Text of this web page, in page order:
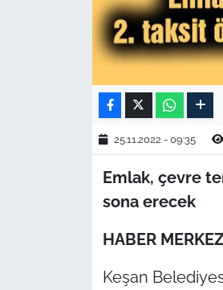
25.11.2022 - 09:35
Emlak, çevre
sona erecek
HABER
Keşan
KIRKLARELİ
ÇANAKKALE
TÜRKİYE